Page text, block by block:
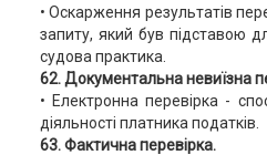
• Оскарження результатів
запиту, який був підставою
судова практика.
62. Документальна невиїзна
• Електронна перевірка -
діяльності платника податків.
63. Фактична перевірка.